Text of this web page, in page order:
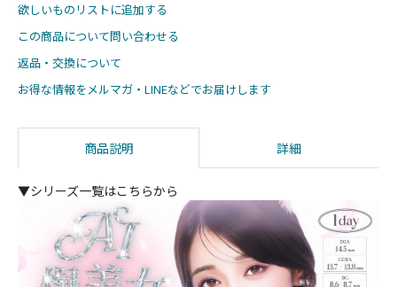
欲しいものリストに追加する
この商品について問い合わせる
返品・交換について
お得な情報をメルマガ・LINEなどでお届けします
商品説明 詳細
▼シリーズ一覧はこちらから